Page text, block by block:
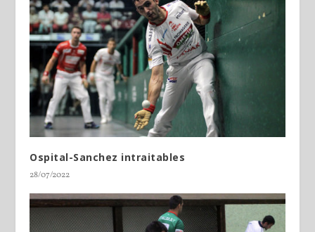
Ospital-Sanchez intraitables
28/07/2022